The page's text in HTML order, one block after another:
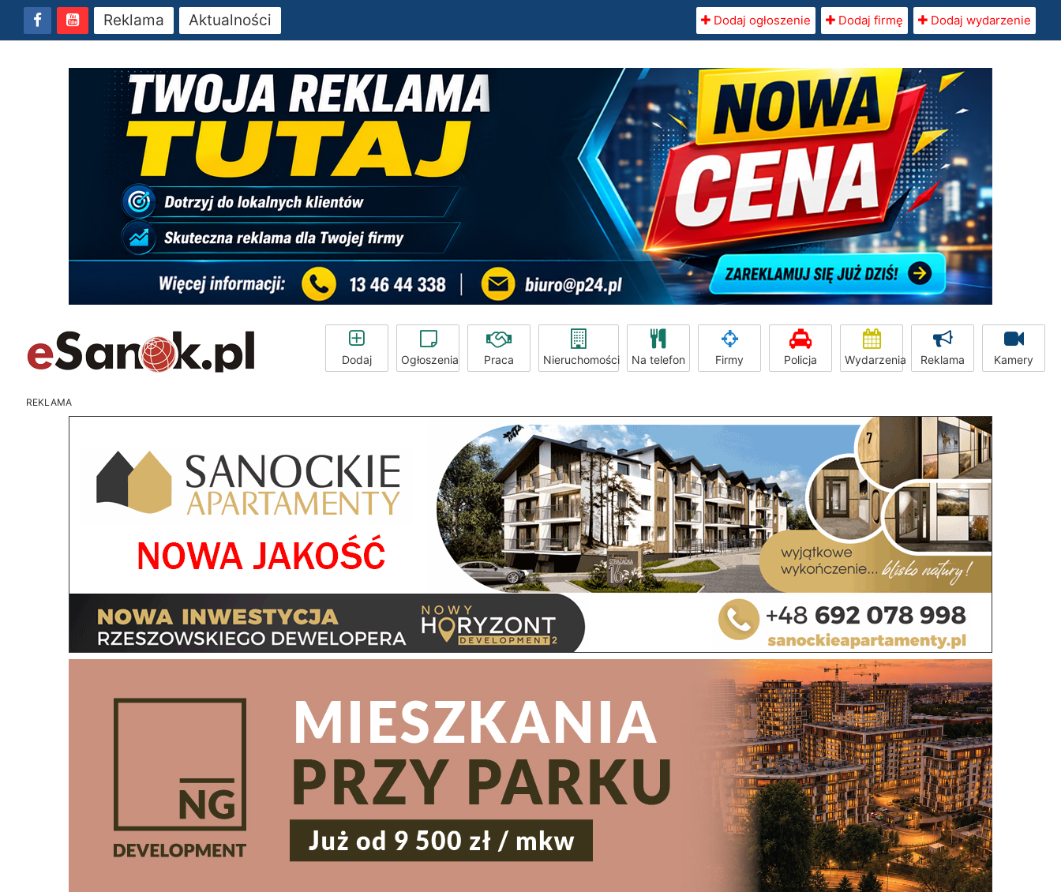
Reklama Aktualności Dodaj ogłoszenie Dodaj firmę Dodaj wydarzenie
Dodaj Ogłoszenia Praca Nieruchomości Na telefon Firmy Policja Wydarzenia Reklama Kamery
REKLAMA